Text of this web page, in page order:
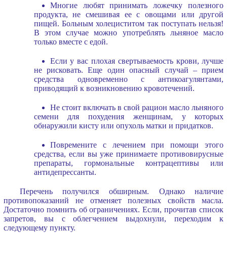
Многие любят принимать ложечку полезного
продукта, не смешивая ее с овощами или другой
пищей. Больным холециститом так поступать нельзя!
В этом случае можно употреблять льняное масло
только вместе с едой.
Если у вас плохая свертываемость крови, лучше
не рисковать. Еще один опасный случай – прием
средства одновременно с антикоагулянтами,
приводящий к возникновению кровотечений.
Не стоит включать в свой рацион масло льняного
семени для похудения женщинам, у которых
обнаружили кисту или опухоль матки и придатков.
Повремените с лечением при помощи этого
средства, если вы уже принимаете противовирусные
препараты, гормональные контрацептивы или
антидепрессанты.
Перечень получился обширным. Однако наличие
противопоказаний не отменяет полезных свойств масла.
Достаточно помнить об ограничениях. Если, прочитав список
запретов, вы с облегчением выдохнули, переходим к
следующему пункту.